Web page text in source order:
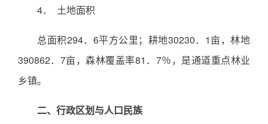
4． 土地面积
总面积294．6平方公里；耕地30230．1亩，林地
390862．7亩，森林覆盖率81．7％，是通道重点林业
乡镇。
二、行政区划与人口民族